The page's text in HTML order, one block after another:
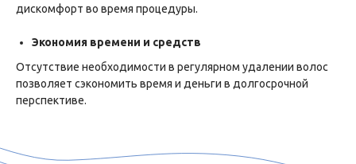
дискомфорт во время процедуры.
Экономия времени и средств
Отсутствие необходимости в регулярном удалении волос
позволяет сэкономить время и деньги в долгосрочной
перспективе.